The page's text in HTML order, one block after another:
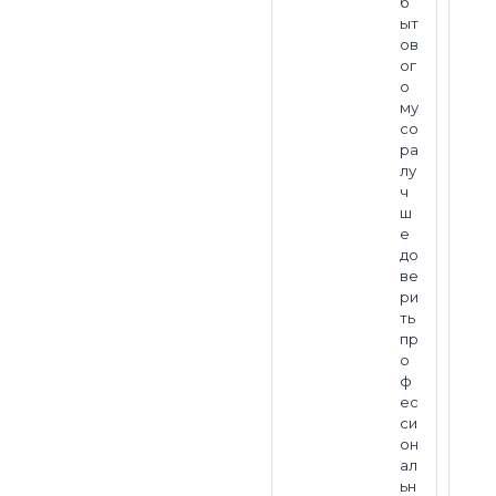
ыт
ов
ог
о
му
со
ра
лу
ч
ш
е
до
ве
ри
ть
пр
о
ф
ес
си
он
ал
ьн